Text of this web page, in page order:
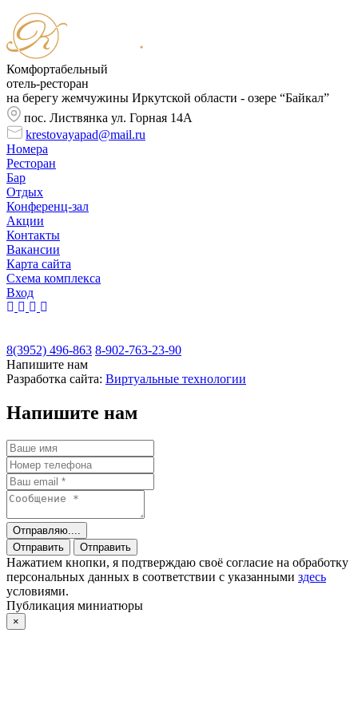
Комфортабельный
отель-ресторан
на берегу жемчужины Иркутской области - озере “Байкал”
пос. Листвянка ул. Горная 14А
krestovayapad@mail.ru
Номера
Ресторан
Бар
Отдых
Конференц-зал
Акции
Контакты
Вакансии
Карта сайта
Cхема комплекса
Вход
8(3952) 496-863 8-902-763-23-90
Напишите нам
Разработка сайта: Виртуальные технологии
Напишите нам
Отправляю....
Отправить
Отправить
Нажатием кнопки, я подтверждаю своё согласие на обработку
персональных данных в соответствии с указанными здесь
условиями.
Публикация миниатюры
×